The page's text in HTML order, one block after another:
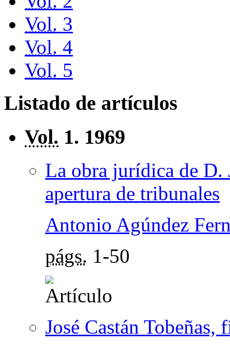
Vol. 3
Vol. 4
Vol. 5
Listado de artículos
Vol. 1. 1969
La obra jurídica de D.
apertura de tribunales
Antonio Agúndez
págs. 1-50
José Castán